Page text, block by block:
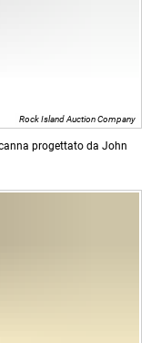
Rock Island Auction Company
progettato da John